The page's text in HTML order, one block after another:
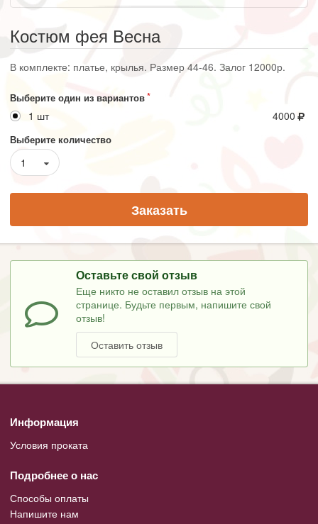
Костюм фея Весна
В комплекте: платье, крылья. Размер 44-46. Залог 12000р.
Выберите один из вариантов
1 шт 4000
Выберите количество
1
Заказать
Оставьте свой отзыв
Еще никто не оставил отзыв на этой
странице. Будьте первым, напишите свой
отзыв!
Оставить отзыв
Информация
Условия проката
Подробнее о нас
Способы оплаты
Напишите нам